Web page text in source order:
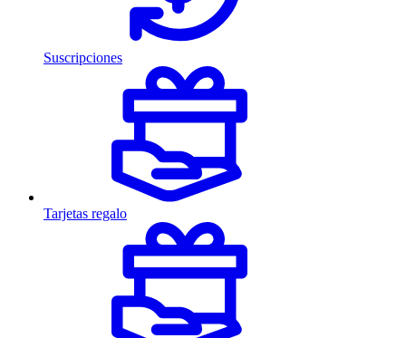
Suscripciones
Tarjetas regalo